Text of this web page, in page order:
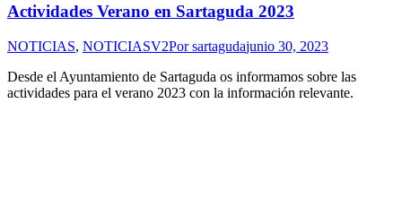
Actividades Verano en Sartaguda 2023
NOTICIAS, NOTICIASV2Porsartagudajunio 30, 2023
Desde el Ayuntamiento de Sartaguda os informamos sobre las
actividades para el verano 2023 con la información relevante.